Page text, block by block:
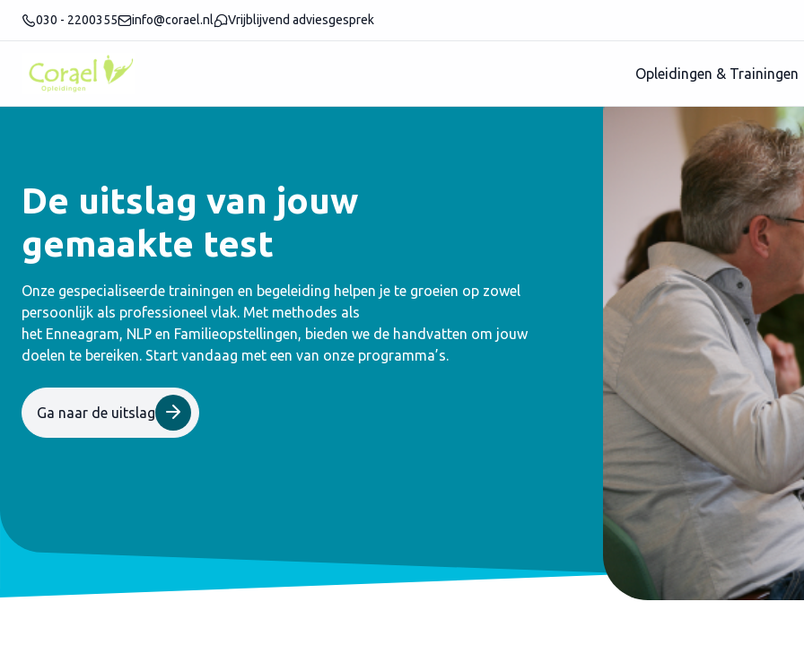
030 - 2200355 info@corael.nl Vrijblijvend adviesgesprek
Opleidingen & Trainingen
De uitslag van jouw
gemaakte test
Onze gespecialiseerde trainingen en begeleiding helpen je te groeien op zowel
persoonlijk als professioneel vlak. Met methodes als
het Enneagram, NLP en Familieopstellingen, bieden we de handvatten om jouw
doelen te bereiken. Start vandaag met een van onze programma’s.
Ga naar de uitslag